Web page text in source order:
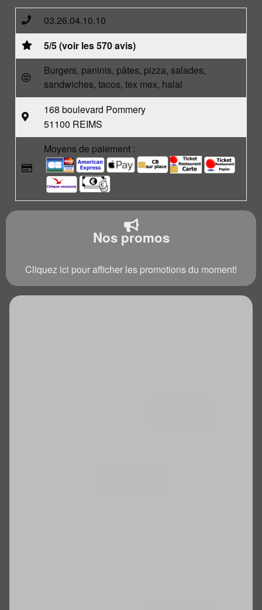
03.26.04.10.10
5/5 (voir les 570 avis)
Burgers, paninis, pâtes, pizza, salades,
sandwiches, tacos, tex mex, halal
168 boulevard Pommery
51100 REIMS
Moyens de paiement :
Nos promos
Cliquez ici pour afficher les promotions du moment!